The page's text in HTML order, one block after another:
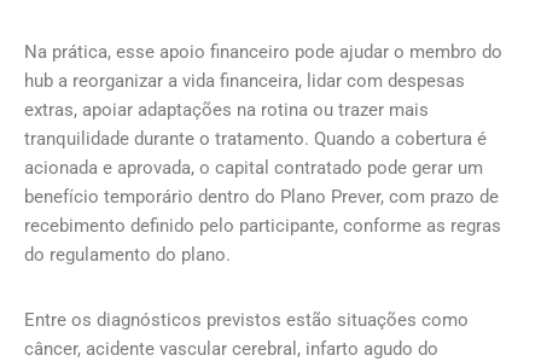
Na prática, esse apoio financeiro pode ajudar o membro do
hub a reorganizar a vida financeira, lidar com despesas
extras, apoiar adaptações na rotina ou trazer mais
tranquilidade durante o tratamento. Quando a cobertura é
acionada e aprovada, o capital contratado pode gerar um
benefício temporário dentro do Plano Prever, com prazo de
recebimento definido pelo participante, conforme as regras
do regulamento do plano.
Entre os diagnósticos previstos estão situações como
câncer, acidente vascular cerebral, infarto agudo do